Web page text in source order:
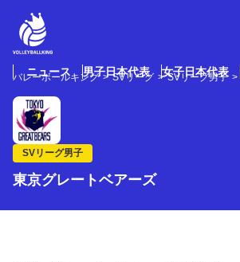
ニュース 男子日本代表 女子日本代表
バレーボールキング SVリーグ SVリーグ男子
SVリーグ男子
東京グレートベアーズ